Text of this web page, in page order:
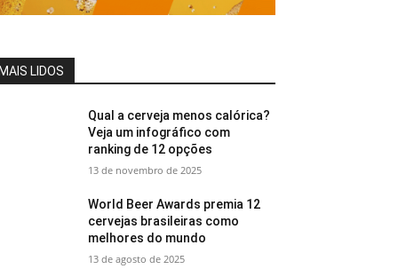
LIDOS
Qual a cerveja menos calórica?
Veja um infográfico com
ranking de 12 opções
13 de novembro de 2025
World Beer Awards premia 12
cervejas brasileiras como
melhores do mundo
13 de agosto de 2025